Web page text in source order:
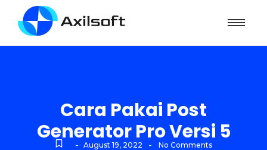
Cara Pakai Post
Generator Pro Versi 5
- August 19, 2022 - No Comments